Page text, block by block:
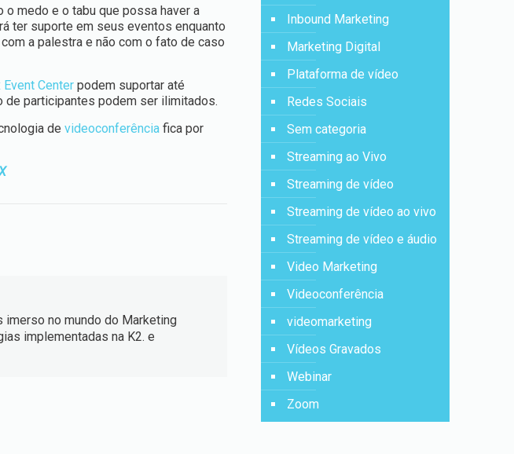
o medo e o tabu que possa haver a
ter suporte em seus eventos enquanto
a palestra e não com o fato de caso
Center podem suportar até
de participantes podem ser ilimitados.
devideoconferência fica por
no mundo do Marketing
implementadas na K2. e
Inbound Marketing
Marketing Digital
Plataforma de vídeo
Redes Sociais
Sem categoria
Streaming ao Vivo
Streaming de vídeo
Streaming de vídeo ao vivo
Streaming de vídeo e áudio
Video Marketing
Videoconferência
videomarketing
Vídeos Gravados
Webinar
Zoom